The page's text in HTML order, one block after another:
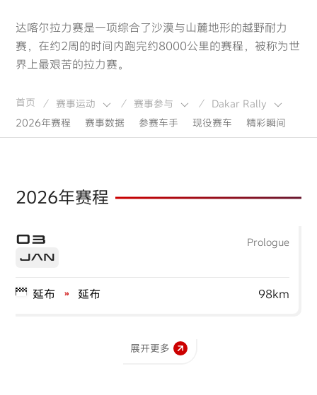
达喀尔拉力赛是一项综合了沙漠与山麓地形的越野耐力
赛，在约2周的时间内跑完约8000公里的赛程，被称为世
界上最艰苦的拉力赛。
首页 / 赛事运动 / 赛事参与 /
Dakar Rally
2026年赛程
赛事数据 参赛车手 现役赛车 精彩瞬间
2026年赛程
03
JAN
Prologue
延布 延布 98km
展开更多